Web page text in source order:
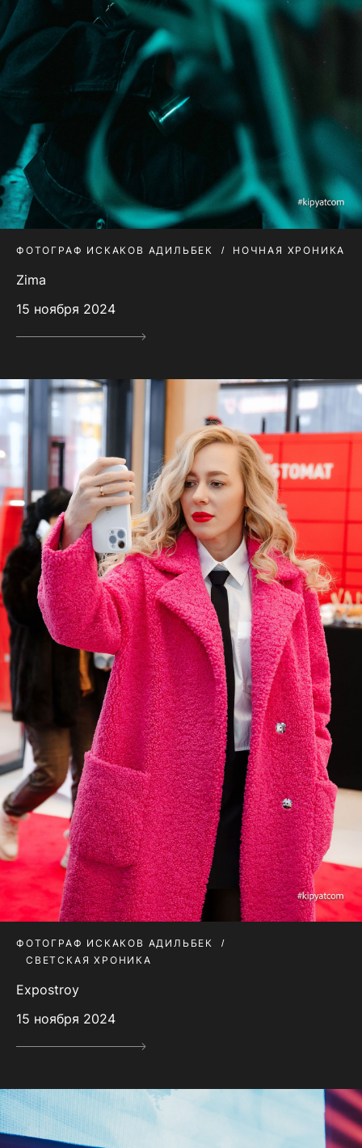
ФОТОГРАФ ИСКАКОВ АДИЛЬБЕК НОЧНАЯ ХРОНИКА
Zima
15 ноября 2024
ФОТОГРАФ ИСКАКОВ АДИЛЬБЕК
СВЕТСКАЯ ХРОНИКА
Expostroy
15 ноября 2024